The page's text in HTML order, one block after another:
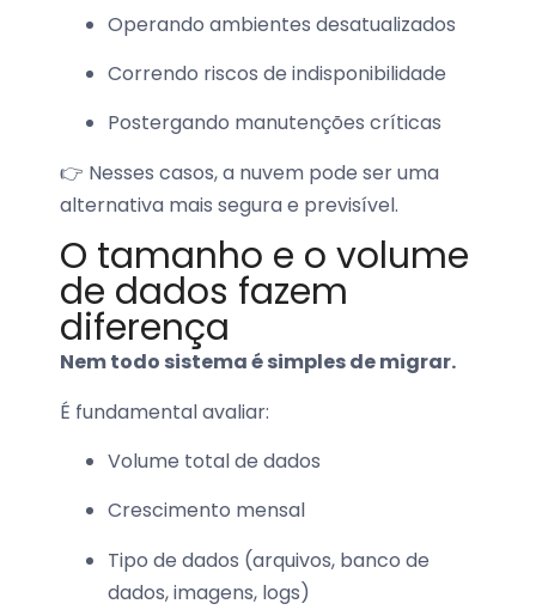
Operando ambientes desatualizados
Correndo riscos de indisponibilidade
Postergando manutenções críticas
👉 Nesses casos, a nuvem pode ser uma
alternativa mais segura e previsível.
O tamanho e o volume
de dados fazem
diferença
Nem todo sistema é simples de migrar.
É fundamental avaliar:
Volume total de dados
Crescimento mensal
Tipo de dados (arquivos, banco de
dados, imagens, logs)